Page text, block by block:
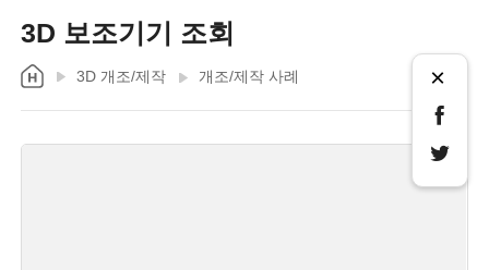
3D 보조기기 조회
3D 개조/제작 개조/제작 사례 ×